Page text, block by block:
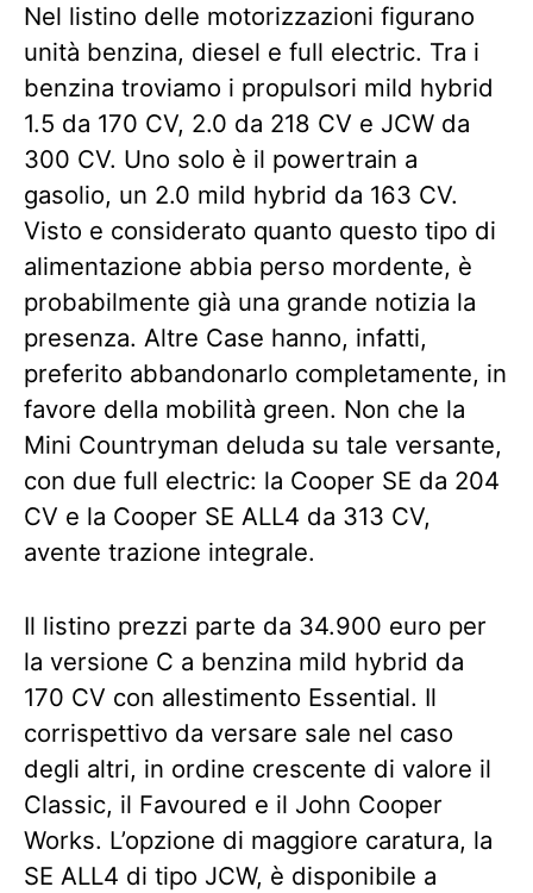
Nel listino delle motorizzazioni figurano
unità benzina, diesel e full electric. Tra i
benzina troviamo i propulsori mild hybrid
1.5 da 170 CV, 2.0 da 218 CV e JCW da
300 CV. Uno solo è il powertrain a
gasolio, un 2.0 mild hybrid da 163 CV.
Visto e considerato quanto questo tipo di
alimentazione abbia perso mordente, è
probabilmente già una grande notizia la
presenza. Altre Case hanno, infatti,
preferito abbandonarlo completamente, in
favore della mobilità green. Non che la
Mini Countryman deluda su tale versante,
con due full electric: la Cooper SE da 204
CV e la Cooper SE ALL4 da 313 CV,
avente trazione integrale.
Il listino prezzi parte da 34.900 euro per
la versione C a benzina mild hybrid da
170 CV con allestimento Essential. Il
corrispettivo da versare sale nel caso
degli altri, in ordine crescente di valore il
Classic, il Favoured e il John Cooper
Works. L’opzione di maggiore caratura, la
SE ALL4 di tipo JCW, è disponibile a